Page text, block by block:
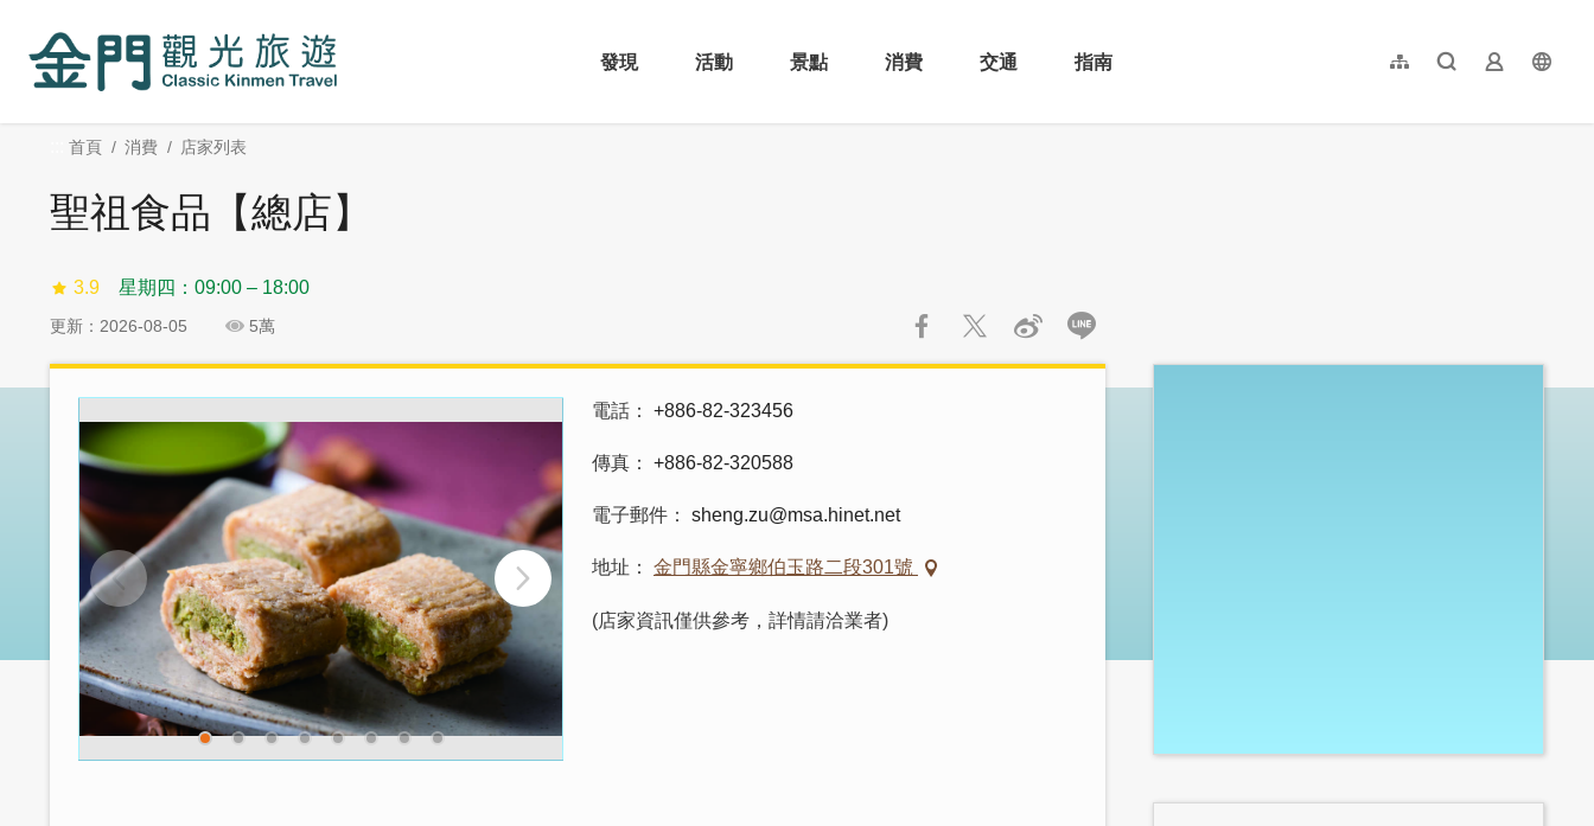
內
發現
活動 景點 消費 交通 指南 網站導覽全文檢索業者登入
简体中文
首頁 消費 店家列表
聖祖食品【總店】
3.9 星期四：09:00 – 18:00
更新：2026-08-05 5萬
分
電話 +886-82-323456
傳真 +886-82-320588
電子郵件 sheng.zu@msa.hinet.net
地址 金門縣金寧鄉伯玉路二段301號
(店家資訊僅供參考，詳情請洽業者)
:::